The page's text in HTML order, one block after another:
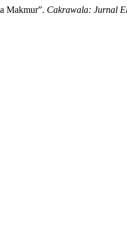
Makmur”. Cakrawala: Jurnal